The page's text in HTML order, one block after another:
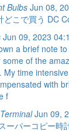
Bulbs Jun 08,
どこで買う DC
Jun 09, 2023
a brief note
of the
My time
with
f
Jun 09,
スーパーコピー時